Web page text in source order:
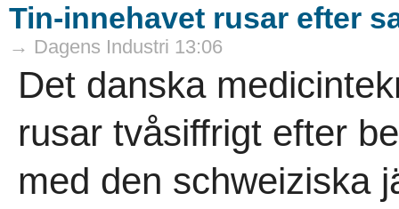
Tin-innehavet rusar efter
→ Dagens Industri 13:06
Det danska
rusar tvåsiffrigt efter
med den schweiziska